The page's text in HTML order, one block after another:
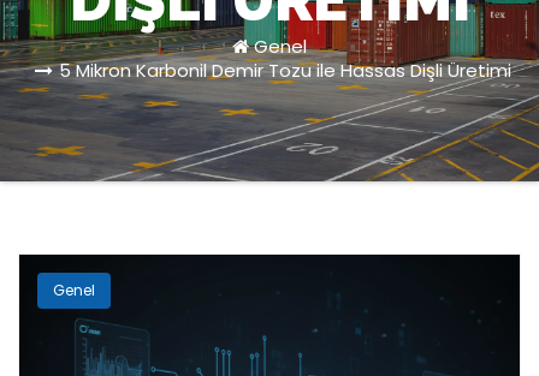
Genel
5 Mikron Karbonil Demir Tozu ile Hassas Dişli Üretimi
Genel